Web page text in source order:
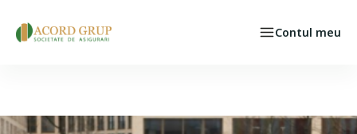
Contul meu